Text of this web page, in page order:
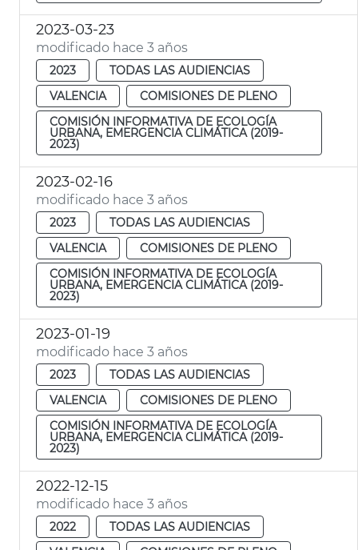
2023-03-23
modificado hace 3 años
2023
TODAS LAS AUDIENCIAS
VALENCIA
COMISIONES DE PLENO
COMISIÓN INFORMATIVA DE ECOLOGÍA
URBANA, EMERGENCIA CLIMÁTICA (2019-
2023)
2023-02-16
modificado hace 3 años
2023
TODAS LAS AUDIENCIAS
VALENCIA
COMISIONES DE PLENO
COMISIÓN INFORMATIVA DE ECOLOGÍA
URBANA, EMERGENCIA CLIMÁTICA (2019-
2023)
2023-01-19
modificado hace 3 años
2023
TODAS LAS AUDIENCIAS
VALENCIA
COMISIONES DE PLENO
COMISIÓN INFORMATIVA DE ECOLOGÍA
URBANA, EMERGENCIA CLIMÁTICA (2019-
2023)
2022-12-15
modificado hace 3 años
2022
TODAS LAS AUDIENCIAS